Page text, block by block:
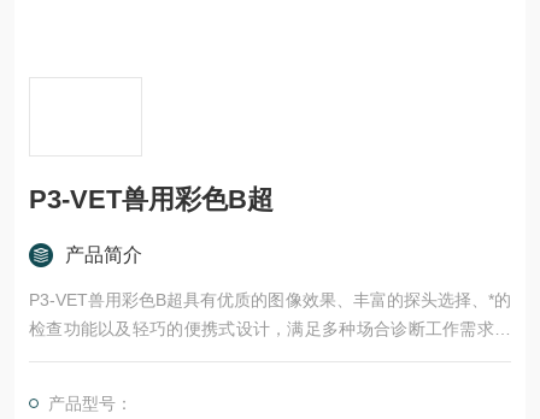
P3-VET兽用彩色B超
产品简介
P3-VET兽用彩色B超具有优质的图像效果、丰富的探头选择、*的
检查功能以及轻巧的便携式设计，满足多种场合诊断工作需求。
优异的图像和性能方便提升兽医日常检查信心，便携出诊，提高
产品型号：